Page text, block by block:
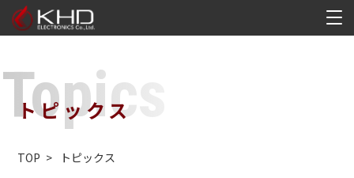
トピックス
TOP トピックス